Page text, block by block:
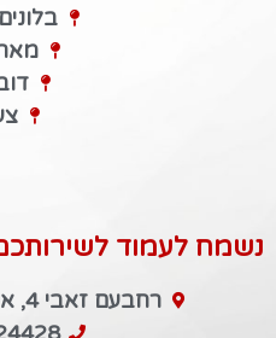
נשמח לעמוד
רחבעם זאבי 4, אשקלון (ברנע סנטר)